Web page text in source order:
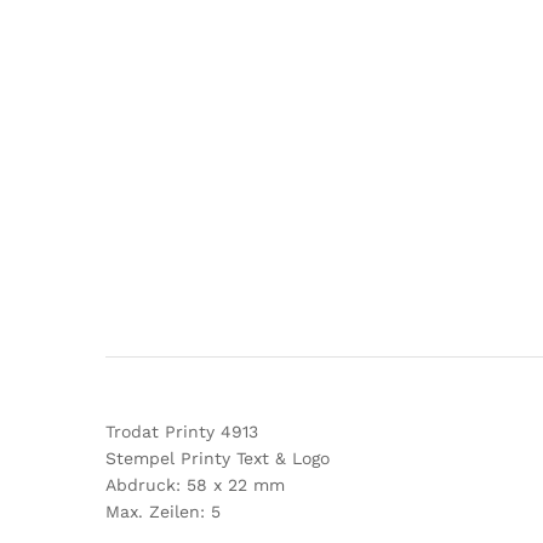
Trodat Printy 4913
Stempel Printy Text & Logo
Abdruck: 58 x 22 mm
Max. Zeilen: 5